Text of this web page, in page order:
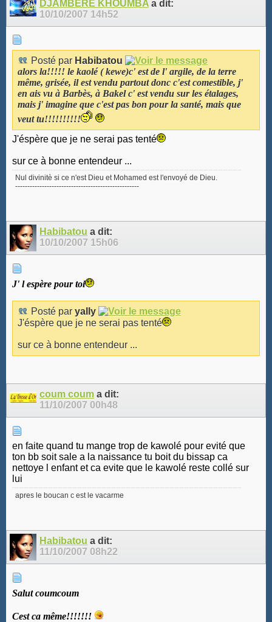
DJAMBERE KHOUMBA a dit:
10/10/2007 14h52
Posté par Habibatou
alors la!!!!! le kaolé ( kewe)c' est de l' argile, de la terre
même, grisée, il est vendu partout donc c'est comestible, j'
en ais vu à Barbès, à Bakel c' est vendu sur les étalages,
mais j' imagine que c'est pas bon pour la santé, mais que
veut tu!!!!!!!!!!
J'éspère que je ne serai pas tenté
sur ce à bonne entendeur ...
Nul divinitè si ce n'est Dieu et Mohamed est l'envoyé de Dieu.
---------------------------------------------------
Habibatou a dit:
10/10/2007 15h06
J' l espère pour toi
Posté par yally
J'éspère que je ne serai pas tenté
sur ce à bonne entendeur ...
coum coum a dit:
11/10/2007 00h48
en faite quand tu mange trop de kawolé pour evité que
ton bb soit sale a la naissance tu boit du bissap ca
nettoye l enfant et ca evite que le kawolé reste collé sur
lui
apres le boucan c est le vacarme
Habibatou a dit:
11/10/2007 08h22
Salut coumcoum
Cest ca même!!!!!!!